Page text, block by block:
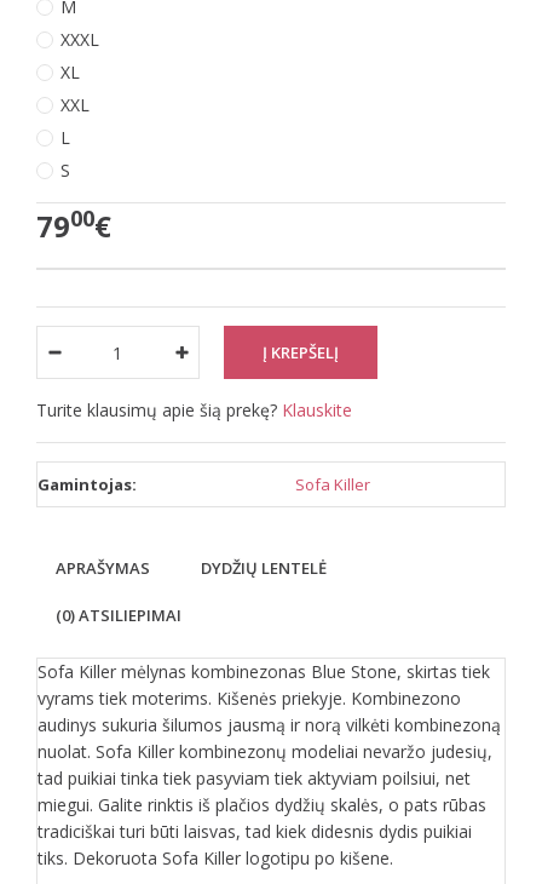
M
XXXL
XL
XXL
L
S
7900€
Turite klausimų apie šią prekę? Klauskite
Gamintojas: Sofa Killer
APRAŠYMAS DYDŽIŲ LENTELĖ
(0) ATSILIEPIMAI
Sofa Killer mėlynas kombinezonas Blue Stone, skirtas tiek
vyrams tiek moterims. Kišenės priekyje. Kombinezono
audinys sukuria šilumos jausmą ir norą vilkėti kombinezoną
nuolat. Sofa Killer kombinezonų modeliai nevaržo judesių,
tad puikiai tinka tiek pasyviam tiek aktyviam poilsiui, net
miegui. Galite rinktis iš plačios dydžių skalės, o pats rūbas
tradiciškai turi būti laisvas, tad kiek didesnis dydis puikiai
tiks. Dekoruota Sofa Killer logotipu po kišene.